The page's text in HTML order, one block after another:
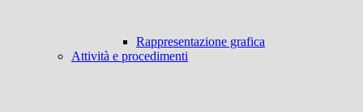
Rappresentazione grafica
Attività e procedimenti